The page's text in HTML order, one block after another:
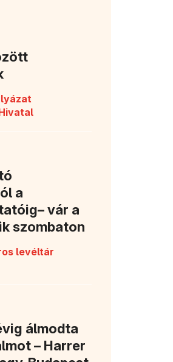
a
vár a
szombaton
levéltár
álmodta
– Harrer